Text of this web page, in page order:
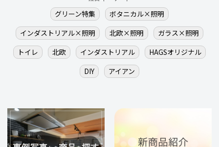
グリーン特集
ボタニカル×照明
インダストリアル×照明
北欧×照明
ガラス×照明
トイレ
北欧 インダストリアル
HAGSオリジナル
DIY
アイアン